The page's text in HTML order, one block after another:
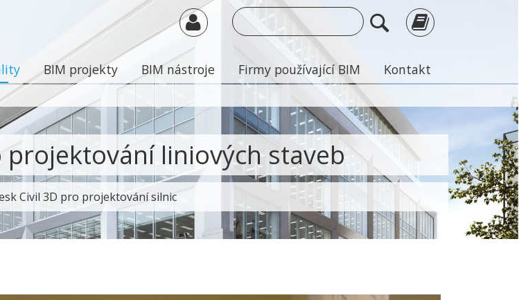
BIM projekty BIM nástroje Firmy používající BIM Kontakt
projektování liniových staveb
Civil 3D pro projektování silnic